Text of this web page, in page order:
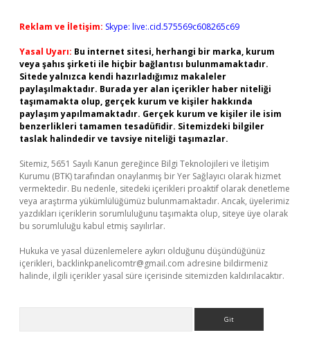
Reklam ve İletişim: Skype: live:.cid.575569c608265c69
Yasal Uyarı: Bu internet sitesi, herhangi bir marka, kurum
veya şahıs şirketi ile hiçbir bağlantısı bulunmamaktadır.
Sitede yalnızca kendi hazırladığımız makaleler
paylaşılmaktadır. Burada yer alan içerikler haber niteliği
taşımamakta olup, gerçek kurum ve kişiler hakkında
paylaşım yapılmamaktadır. Gerçek kurum ve kişiler ile isim
benzerlikleri tamamen tesadüfidir. Sitemizdeki bilgiler
taslak halindedir ve tavsiye niteliği taşımazlar.
Sitemiz, 5651 Sayılı Kanun gereğince Bilgi Teknolojileri ve İletişim
Kurumu (BTK) tarafından onaylanmış bir Yer Sağlayıcı olarak hizmet
vermektedir. Bu nedenle, sitedeki içerikleri proaktif olarak denetleme
veya araştırma yükümlülüğümüz bulunmamaktadır. Ancak, üyelerimiz
yazdıkları içeriklerin sorumluluğunu taşımakta olup, siteye üye olarak
bu sorumluluğu kabul etmiş sayılırlar.
Hukuka ve yasal düzenlemelere aykırı olduğunu düşündüğünüz
içerikleri, backlinkpanelicomtr@gmail.com adresine bildirmeniz
halinde, ilgili içerikler yasal süre içerisinde sitemizden kaldırılacaktır.